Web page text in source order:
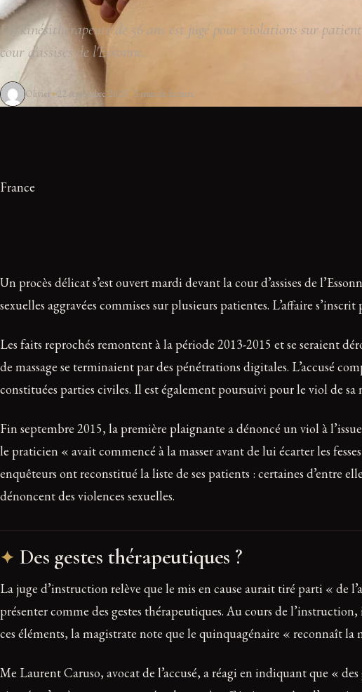
Un kinésithérapeute de 56 ans est jugé pour violations sur
cour d'assises de l'Essonne.
Olivier 22 septembre 2025 3 min de lecture
France
Un procès délicat s’est ouvert mardi devant la cour d’assises de
sexuelles aggravées commises sur plusieurs patientes. L’affaire
Les faits reprochés remontent à la période 2013-2015 et se seraient
de massage se terminaient par des pénétrations digitales. L’accusé
constituées parties civiles. Il est également poursuivi pour le viol de sa
Fin septembre 2015, la première plaignante a dénoncé un viol à
le praticien « avait commencé à la masser avant de lui écarter les
enquêteurs ont reconstitué la liste de ses patients : certaines d’entre
dénoncent des violences sexuelles.
Des gestes thérapeutiques ?
La juge d’instruction relève que le mis en cause aurait tiré parti « de
présenter comme des gestes thérapeutiques. Au cours de
ces éléments, la magistrate note que le quinquagénaire « reconnaît
Me Laurent Caruso, avocat de l’accusé, a réagi en indiquant que «